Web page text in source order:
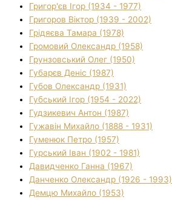
Григор'єв Ігор (1934 - 1977)
Григоров Віктор (1939 - 2002)
Грідяєва Тамара (1978)
Громовий Олександр (1958)
Грунзовський Олег (1950)
Губарєв Деніс (1987)
Губов Олександр (1931)
Губський Ігор (1954 - 2022)
Гудзикевич Антон (1987)
Гужавін Михайло (1888 - 1931)
Гуменюк Петро (1957)
Гурський Іван (1902 - 1981)
Давидченко Ганна (1967)
Данченко Олександр (1926 - 1993)
Демцю Михайло (1953)